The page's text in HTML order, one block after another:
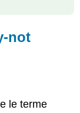
not
le terme